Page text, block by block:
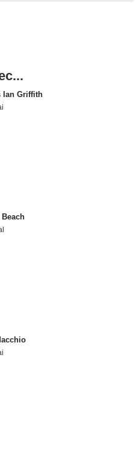
Ian Griffith
Beach